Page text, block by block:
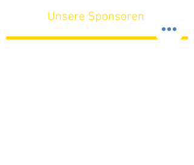
Unsere Sponsoren